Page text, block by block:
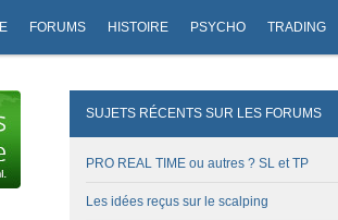
FORUMS HISTOIRE PSYCHO TRADING
SUJETS RÉCENTS SUR LES FORUMS
PRO REAL TIME ou autres ? SL et TP
Les idées reçus sur le scalping